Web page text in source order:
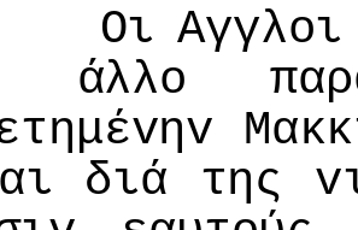
Οι Αγγλoι
άλλo
διά της